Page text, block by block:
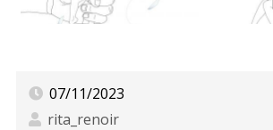
07/11/2023
rita_renoir